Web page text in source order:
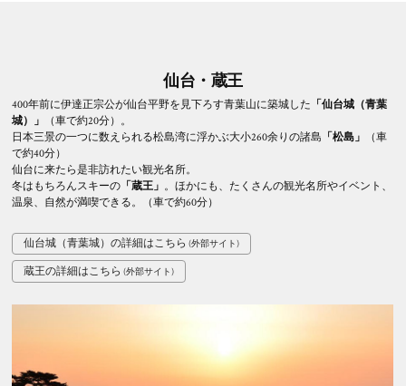
仙台・蔵王
400年前に伊達正宗公が仙台平野を見下ろす青葉山に築城した 「仙台城（青葉
城）」
（車で約20分）。
日本三景の一つに数えられる松島湾に浮かぶ大小260余りの諸島 「松島」
（車
で約40分）
仙台に来たら是非訪れたい観光名所。
冬はもちろんスキーの 「蔵王」 。ほかにも、たくさんの観光名所やイベント、
温泉、自然が満喫できる。（車で約60分）
仙台城（青葉城）の詳細はこちら
蔵王の詳細はこちら